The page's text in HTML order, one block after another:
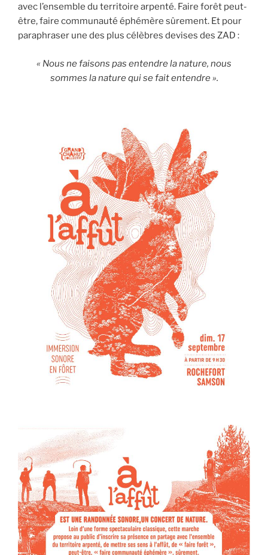
avec l’ensemble du territoire arpenté. Faire forêt peut-
être, faire communauté éphémère sûrement. Et pour
paraphraser une des plus célèbres devises des ZAD :
« Nous ne faisons pas entendre la nature, nous
sommes la nature qui se fait entendre ».